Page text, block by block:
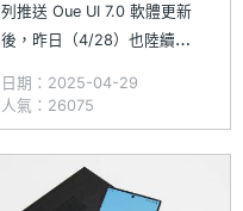
列推送 Oue UI 7.0 軟體更新
後，昨日（4/28）也陸續
S23+、Galaxy S23 等手機台
灣用戶釋出 One UI 7.0 軟體更
新。如果你是上述機型的用戶，
還未收到通知，不妨可以主動
日期：2025-04-29
人氣：26075